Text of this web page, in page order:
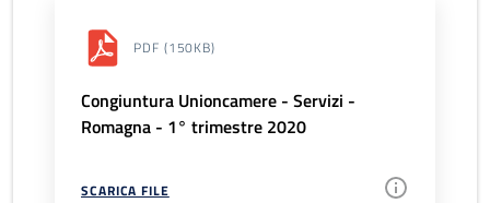
PDF (150KB)
Congiuntura Unioncamere - Servizi -
Romagna - 1° trimestre 2020
SCARICA FILE